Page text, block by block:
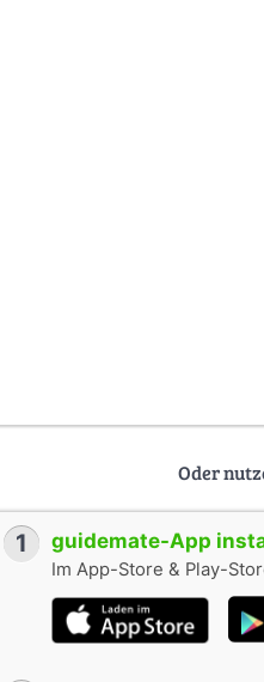
Oder
1 guidemate-App
Im App-Store & Play-